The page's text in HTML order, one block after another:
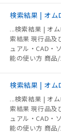
検索結果 | オム
...検索結果 | オ
索結果 現行品及
ュアル・CAD・
能の使い方 商品
検索結果 | オム
...検索結果 | オ
索結果 現行品及
ュアル・CAD・
能の使い方 商品